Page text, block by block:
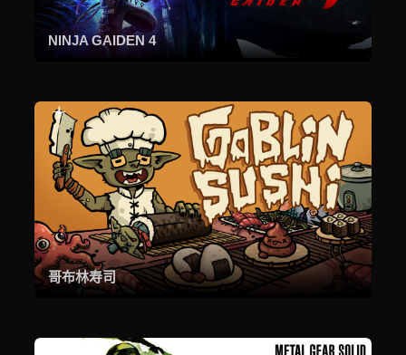
NINJA GAIDEN 4
哥布林寿司